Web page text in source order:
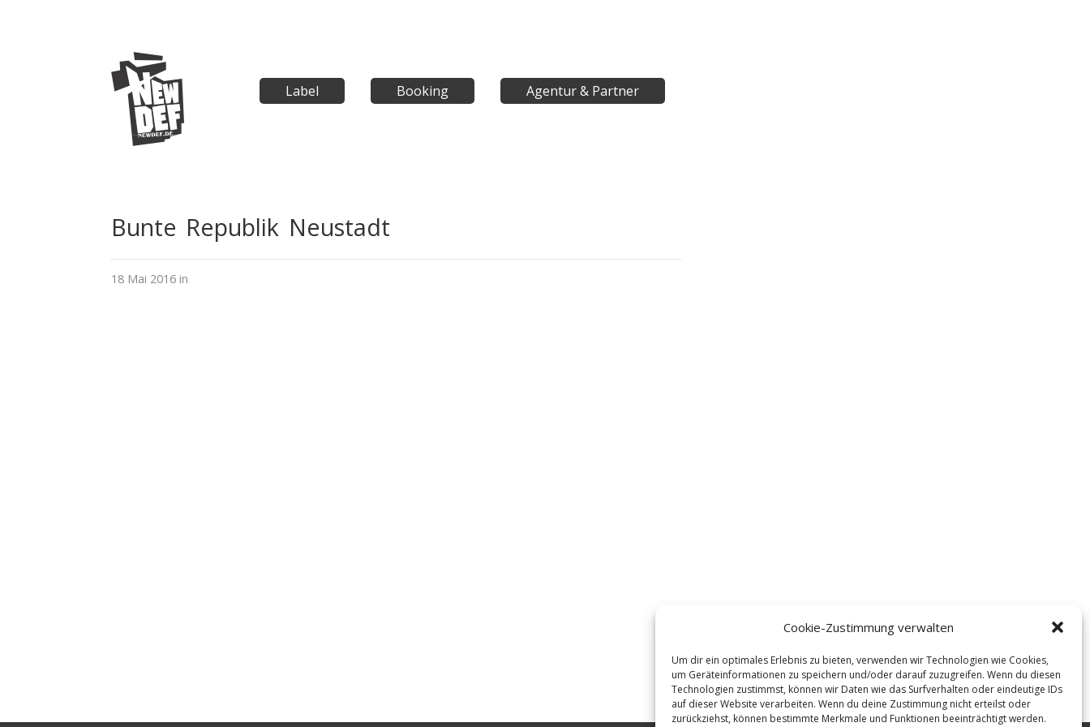
Cookie-Zustimmung verwalten
Um dir ein optimales Erlebnis zu bieten, verwenden wir Technologien wie Cookies,
um Geräteinformationen zu speichern und/oder darauf zuzugreifen. Wenn du diesen
Technologien zustimmst, können wir Daten wie das Surfverhalten oder eindeutige IDs
auf dieser Website verarbeiten. Wenn du deine Zustimmung nicht erteilst oder
zurückziehst, können bestimmte Merkmale und Funktionen beeinträchtigt werden.
Label Booking Agentur & Partner
Bunte Republik Neustadt
18 Mai 2016 in